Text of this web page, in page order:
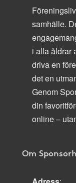
samhälle.
i alla åldrar
driva en
det en
Genom
din
online –
Om